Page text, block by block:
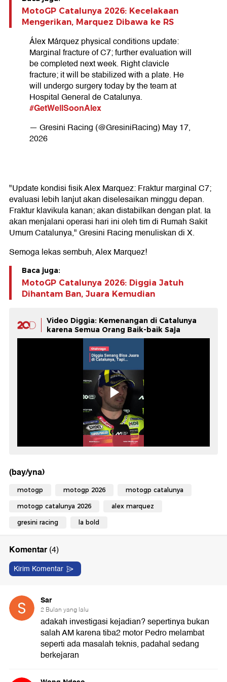
MotoGP Catalunya 2026: Kecelakaan
Mengerikan, Marquez Dibawa ke RS
Álex Márquez physical conditions update:
Marginal fracture of C7; further evaluation will
be completed next week. Right clavicle
fracture; it will be stabilized with a plate. He
will undergo surgery today by the team at
Hospital General de Catalunya.
#GetWellSoonAlex
— Gresini Racing (@GresiniRacing)May 17,
2026
"Update kondisi fisik Alex Marquez: Fraktur marginal C7;
evaluasi lebih lanjut akan diselesaikan minggu depan.
Fraktur klavikula kanan; akan distabilkan dengan plat. Ia
akan menjalani operasi hari ini oleh tim di Rumah Sakit
Umum Catalunya," Gresini Racing menuliskan di X.
Semoga lekas sembuh, Alex Marquez!
Baca juga:
MotoGP Catalunya 2026: Diggia Jatuh
Dihantam Ban, Juara Kemudian
Video Diggia: Kemenangan di Catalunya
karena Semua Orang Baik-baik Saja
(bay/yna)
motogp motogp 2026 motogp catalunya
motogp catalunya 2026 alex marquez
gresini racing la bold